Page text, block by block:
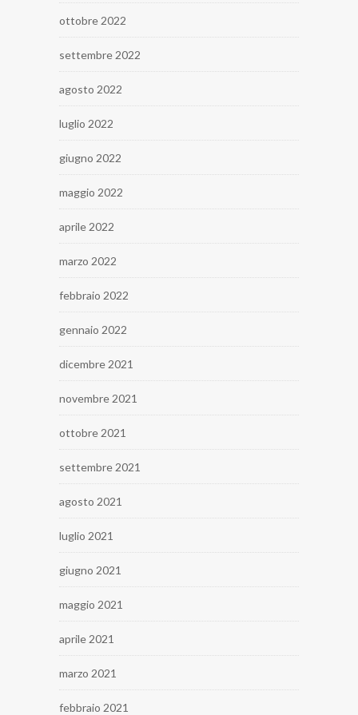
ottobre 2022
settembre 2022
agosto 2022
luglio 2022
giugno 2022
maggio 2022
aprile 2022
marzo 2022
febbraio 2022
gennaio 2022
dicembre 2021
novembre 2021
ottobre 2021
settembre 2021
agosto 2021
luglio 2021
giugno 2021
maggio 2021
aprile 2021
marzo 2021
febbraio 2021